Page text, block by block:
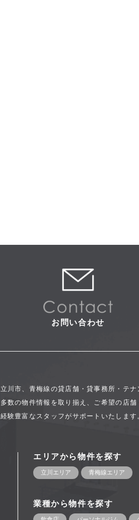
お問い合わせ
立川市、青梅線の貸店舗・貸事務所・テ
多数の物件情報を取り揃え、ご希望の店
経験豊富なスタッフがサポートいたします
エリアから物件を探す
立川エリア 青梅線エリア
業種から物件を探す